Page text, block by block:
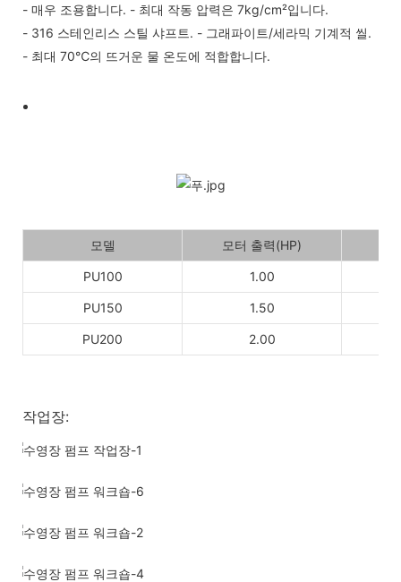
- 매우 조용합니다. - 최대 작동 압력은 7kg/cm²입니다.
- 316 스테인리스 스틸 샤프트. - 그래파이트/세라믹 기계적 씰.
- 최대 70℃의 뜨거운 물 온도에 적합합니다.
모델 모터 출력(HP)
PU100 1.00
PU150 1.50
PU200 2.00
작업장: